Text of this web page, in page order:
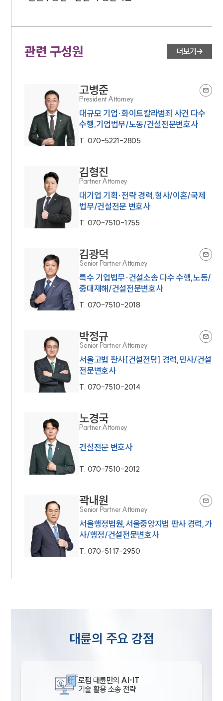
관련 구성원 더보기
고병준
President Attorney
대규모 기업·화이트칼라범죄 사건 다수
수행,기업법무/노동/건설전문변호사
T. 070-5221-2805
김형진
Partner Attorney
대기업 기획·전략 경력,형사/이혼/국제
법무/건설전문 변호사
T. 070-7510-1755
김광덕
Senior Partner Attorney
특수 기업법무·건설소송 다수 수행,노동/
중대재해/건설전문변호사
T. 070-7510-2018
박정규
Senior Partner Attorney
서울고법 판사[건설전담] 경력,민사/건설
전문변호사
T. 070-7510-2014
노경국
Partner Attorney
건설전문 변호사
T. 070-7510-2012
곽내원
Senior Partner Attorney
서울행정법원,서울중앙지법 판사 경력,가
사/행정/건설전문변호사
T. 070-5117-2950
대륜의 주요 강점
로펌 대륜만의 AI·IT
기술 활용 소송 전략